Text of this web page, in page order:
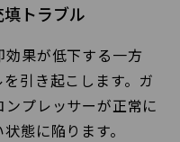
トラブル
果が低下する一方
引き起こします。ガ
プレッサーが正常に
態に陥ります。